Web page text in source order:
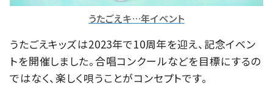
うたごえキ…年イベント
うたごえキッズは2023年で10周年を迎え、記念イベン
トを開催しました。合唱コンクールなどを目標にするの
ではなく、楽しく唄うことがコンセプトです。